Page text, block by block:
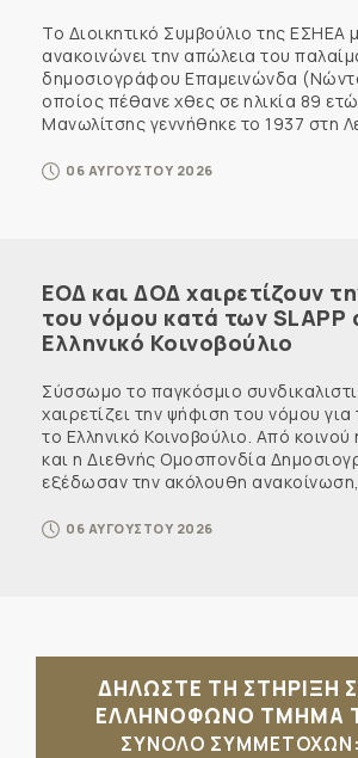
Το Διοικητικό Συμβούλιο της ΕΣΗΕΑ
ανακοινώνει την απώλεια του
δημοσιογράφου Επαμεινώνδα
οποίος πέθανε χθες σε ηλικία 89
Μανωλίτσης γεννήθηκε το 1937 στη
06 ΑΥΓΟΥΣΤΟΥ 2026
ΕΟΔ και ΔΟΔ χαιρετίζουν
του νόμου κατά των SLAPP
Ελληνικό Κοινοβούλιο
Σύσσωμο το παγκόσμιο
χαιρετίζει την ψήφιση του νόμου
το Ελληνικό Κοινοβούλιο. Από
και η Διεθνής Ομοσπονδία
εξέδωσαν την ακόλουθη ανακοίνωση,
06 ΑΥΓΟΥΣΤΟΥ 2026
ΔΗΛΩΣΤΕ ΤΗ ΣΤΗΡΙΞΗ
ΕΛΛΗΝΟΦΩΝΟ ΤΜΗΜΑ
ΣΥΝΟΛΟ ΣΥΜΜΕΤΟΧΩΝ: